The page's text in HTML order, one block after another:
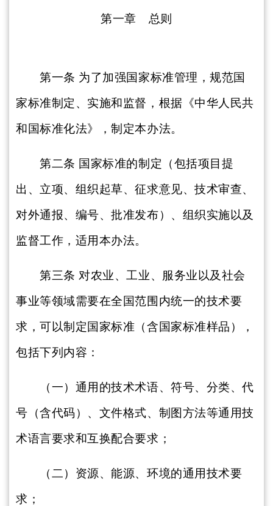
第一章 总则
第一条 为了加强国家标准管理，规范国
家标准制定、实施和监督，根据《中华人民共
和国标准化法》，制定本办法。
第二条 国家标准的制定（包括项目提
出、立项、组织起草、征求意见、技术审查、
对外通报、编号、批准发布）、组织实施以及
监督工作，适用本办法。
第三条 对农业、工业、服务业以及社会
事业等领域需要在全国范围内统一的技术要
求，可以制定国家标准（含国家标准样品），
包括下列内容：
（一）通用的技术术语、符号、分类、代
号（含代码）、文件格式、制图方法等通用技
术语言要求和互换配合要求；
（二）资源、能源、环境的通用技术要
求；